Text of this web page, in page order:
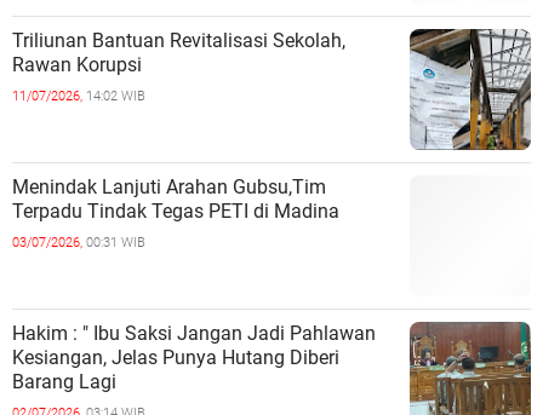
Triliunan Bantuan Revitalisasi Sekolah,
Rawan Korupsi
11/07/2026, 14:02 WIB
Menindak Lanjuti Arahan Gubsu,Tim
Terpadu Tindak Tegas PETI di Madina
03/07/2026, 00:31 WIB
Hakim : " Ibu Saksi Jangan Jadi Pahlawan
Kesiangan, Jelas Punya Hutang Diberi
Barang Lagi